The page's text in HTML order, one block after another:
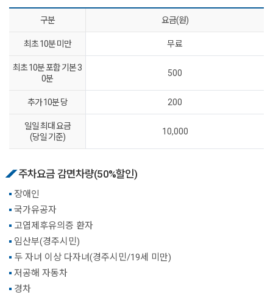
구분 요금(원)
최초 10분 미만 무료
최초 10분 포함 기본 3
0분
500
추가 10분 당 200
일일 최대 요금
(당일 기준)
10,000
주차요금 감면차량(50%할인)
장애인
국가유공자
고엽제후유의증 환자
임산부(경주시민)
두 자녀 이상 다자녀(경주시민/19세 미만)
저공해 자동차
경차